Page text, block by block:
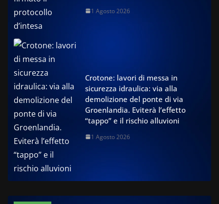
1 Agosto 2026
Crotone: lavori di messa in
sicurezza idraulica: via alla
demolizione del ponte di via
Groenlandia. Eviterà l’effetto
“tappo” e il rischio alluvioni
1 Agosto 2026